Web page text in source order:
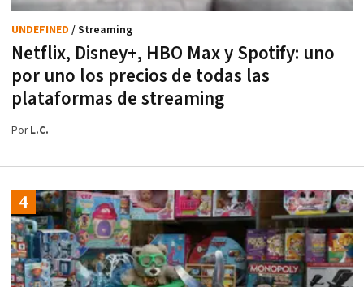
Netflix, Disney+, HBO Max y Spotify: uno
por uno los precios de todas las
plataformas de streaming
UNDEFINED / Streaming
PorL.C.